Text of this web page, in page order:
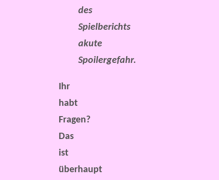
des
Spielberichts
akute
Spoilergefahr.
Ihr
habt
Fragen?
Das
ist
überhaupt